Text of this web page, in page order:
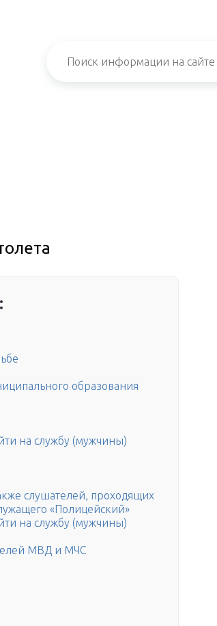
образования
на службу (мужчины)
слушателей, проходящих
«Полицейский»
на службу (мужчины)
МВД и МЧС